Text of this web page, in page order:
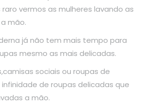
vermos as mulheres lavando as
mão.
já não tem mais tempo para
mesmo as mais delicadas.
sociais ou roupas de
de roupas delicadas que
a mão.